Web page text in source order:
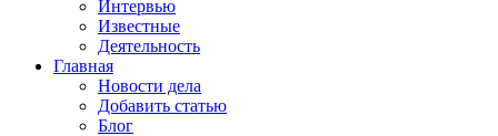
Интервью
Известные
Деятельность
Главная
Новости дела
Добавить статью
Блог